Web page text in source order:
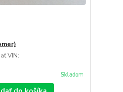
VIN:
Skladom